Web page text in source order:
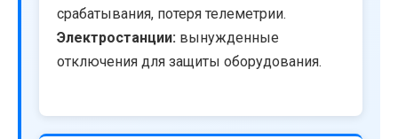
срабатывания, потеря телеметрии.
Электростанции: вынужденные
отключения для защиты оборудования.